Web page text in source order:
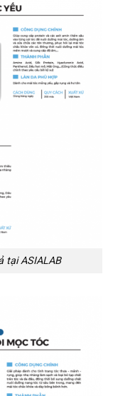
tại ASIALAB